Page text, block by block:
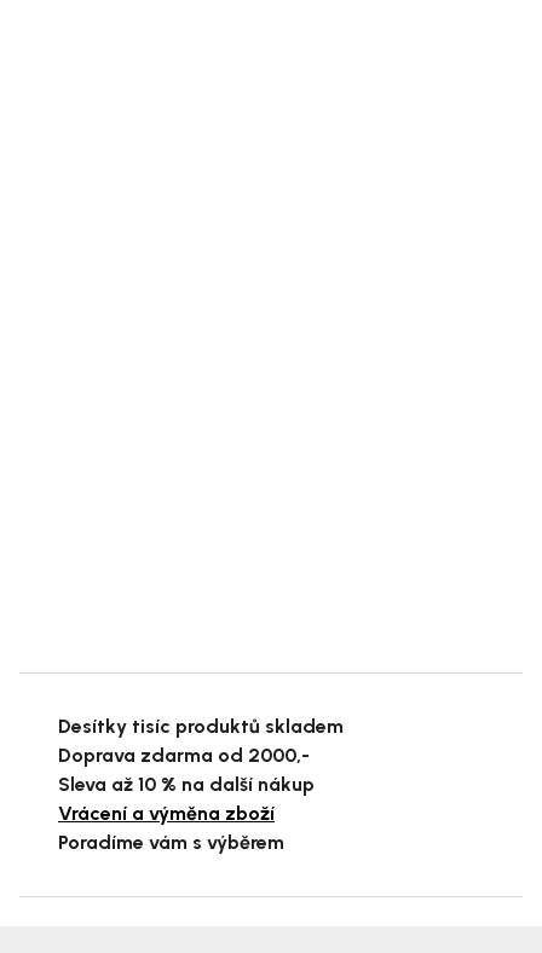
Desítky tisíc produktů skladem
Doprava zdarma od 2000,-
Sleva až 10 % na další nákup
Vrácení a výměna zboží
Poradíme vám s výběrem